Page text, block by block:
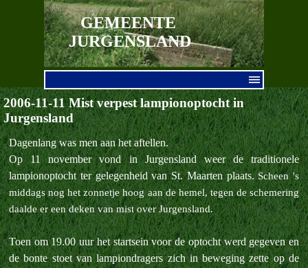
Ga naar de inhoud
GEMEENTE
JURGENSLAND
2006-11-11 Mist verpest lampionoptocht in
Jurgensland
Dagenlang was men aan het aftellen.
Op 11 november vond in Jurgensland weer de traditionele
lampionoptocht ter gelegenheid van St. Maarten plaats.Scheen 's
middags nog het zonnetje hoog aan de hemel, tegen de schemering
daalde er een deken van mist over Jurgensland.
Toen om 19.00 uur het startsein voor de optocht werd gegeven en
de bonte stoet van lampiondragers zich in beweging zette op de